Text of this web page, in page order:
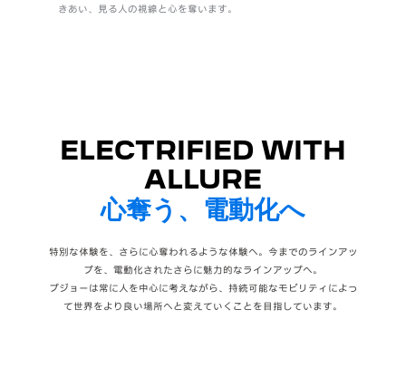
きあい、見る人の視線と心を奪います。
ELECTRIFIED WITH
ALLURE
心奪う、電動化へ
特別な体験を、さらに心奪われるような体験へ。今までのラインアッ
プを、電動化されたさらに魅力的なラインアップへ。
プジョーは常に人を中心に考えながら、持続可能なモビリティによっ
て世界をより良い場所へと変えていくことを目指しています。